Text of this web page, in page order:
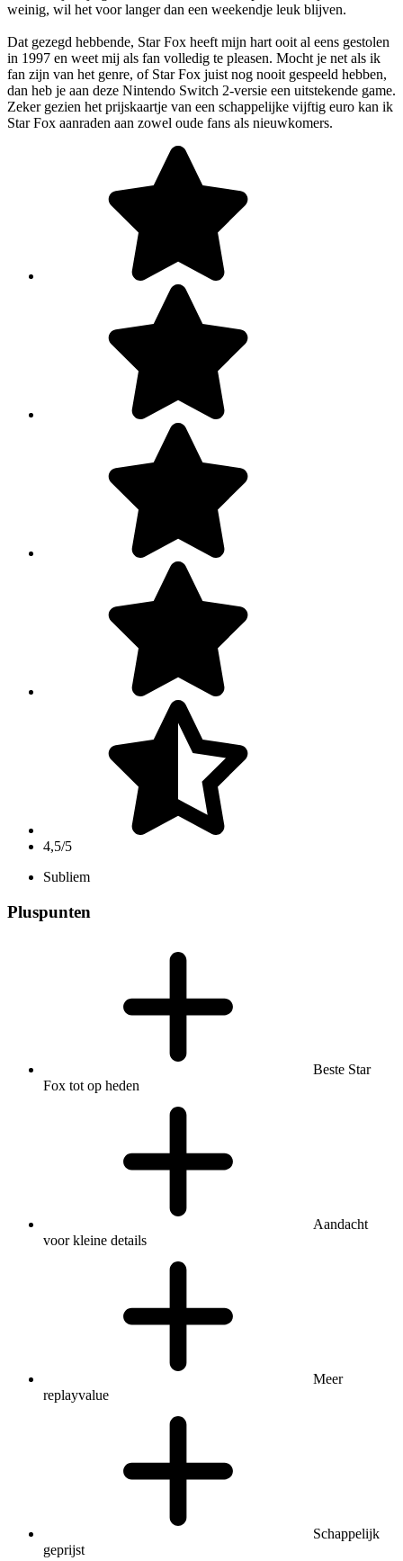
weinig, wil het voor langer dan een weekendje leuk blijven.
Dat gezegd hebbende, Star Fox heeft mijn hart ooit al eens gestolen
in 1997 en weet mij als fan volledig te pleasen. Mocht je net als ik
fan zijn van het genre, of Star Fox juist nog nooit gespeeld hebben,
dan heb je aan deze Nintendo Switch 2-versie een uitstekende game.
Zeker gezien het prijskaartje van een schappelijke vijftig euro kan ik
Star Fox aanraden aan zowel oude fans als nieuwkomers.
4,5/5
Subliem
Pluspunten
Beste Star
Fox tot op heden
Aandacht
voor kleine details
Meer
replayvalue
Schappelijk
geprijst